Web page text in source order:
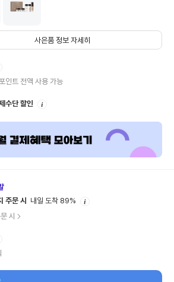
사은품 정보 자세히
인트 전액 사용 가능
수단 할인
주문 시
내일 도착 89%
시